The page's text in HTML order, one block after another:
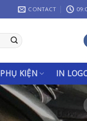
CONTACT
PHỤ KIỆN IN